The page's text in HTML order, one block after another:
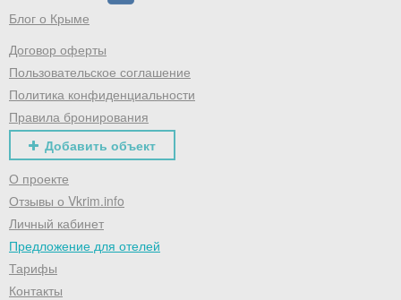
Блог о Крыме
Договор оферты
Пользовательское соглашение
Политика конфиденциальности
Правила бронирования
Добавить объект
О проекте
Отзывы о Vkrim.info
Личный кабинет
Предложение для отелей
Тарифы
Контакты